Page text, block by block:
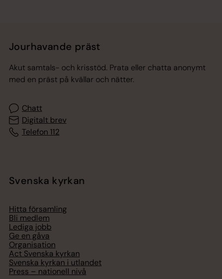
Jourhavande präst
Akut samtals- och krisstöd. Prata eller chatta anonymt
med en präst på kvällar och nätter.
Chatt
Digitalt brev
Telefon 112
Svenska kyrkan
Hitta församling
Bli medlem
Lediga jobb
Ge en gåva
Organisation
Act Svenska kyrkan
Svenska kyrkan i utlandet
Press – nationell nivå